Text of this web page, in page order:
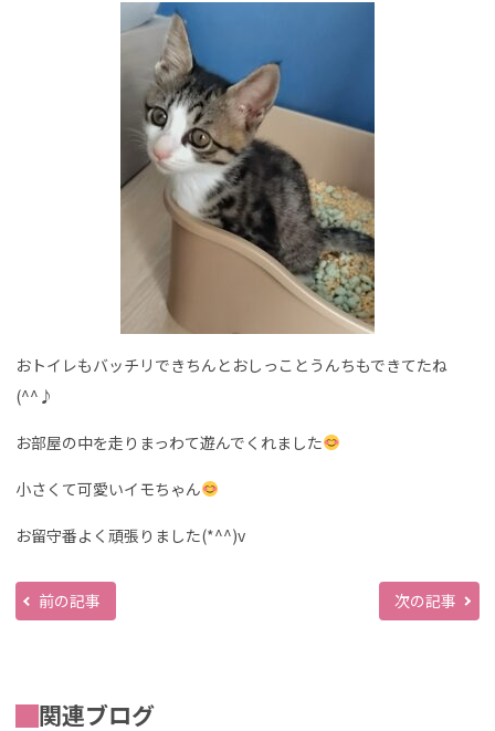
おトイレもバッチリできちんとおしっことうんちもできてたね
(^^♪
お部屋の中を走りまっわて遊んでくれました
小さくて可愛いイモちゃん
お留守番よく頑張りました(*^^)v
前の記事 次の記事
関連ブログ